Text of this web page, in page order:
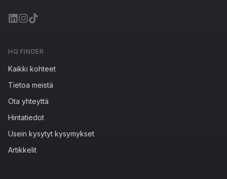
HQ FINDER
Kaikki kohteet
Tietoa meistä
Ota yhteyttä
Hintatiedot
Usein kysytyt kysymykset
Artikkelit